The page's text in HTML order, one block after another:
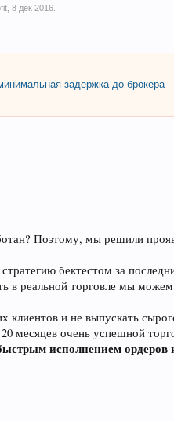
,8 дек 2016
задержка до брокера
Поэтому, мы решили
бектестом за
в реальной торговле мы
и не выпускать
месяцев очень успешной
исполнением ордеров